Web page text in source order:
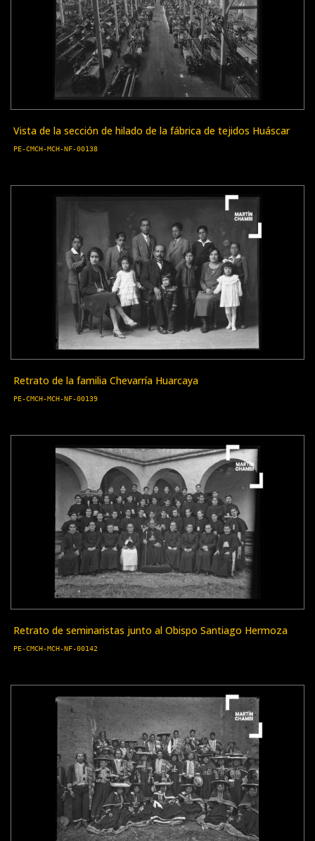
Vista de la sección de hilado de la fábrica de tejidos Huáscar
PE-CMCH-MCH-NF-00138
Retrato de la familia Chevarría Huarcaya
PE-CMCH-MCH-NF-00139
Retrato de seminaristas junto al Obispo Santiago Hermoza
PE-CMCH-MCH-NF-00142